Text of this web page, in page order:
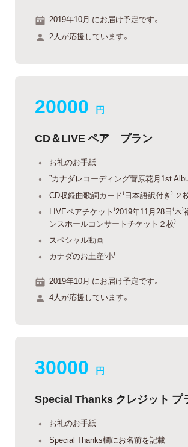
2019年10月 にお届け予定です。
2人が応援しています。
20000 円
CD＆LIVE ペア プラン
お礼のお手紙
”カナダレコーディング菅原花月1st
CD収録曲歌詞カード⁽日本語訳付き⁾ ２
LIVEペアチケット⁽2019年11月28日⁽木
ンスホールコンサートチケット２枚⁾
スペシャル動画
カナダのお土産⁽小⁾
2019年10月 にお届け予定です。
4人が応援しています。
30000 円
Special Thanks クレジット プ
お礼のお手紙
Special Thanks欄にお名前を記載